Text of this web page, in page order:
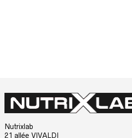
Nutrixlab
21 allée VIVALDI